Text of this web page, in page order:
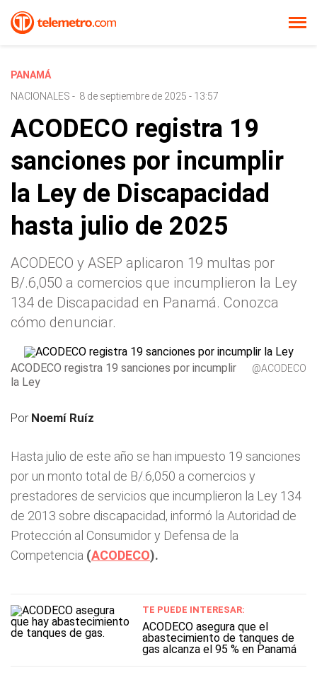
PANAMÁ
NACIONALES - 8 de septiembre de 2025 - 13:57
ACODECO registra 19
sanciones por incumplir
la Ley de Discapacidad
hasta julio de 2025
ACODECO y ASEP aplicaron 19 multas por
B/.6,050 a comercios que incumplieron la Ley
134 de Discapacidad en Panamá. Conozca
cómo denunciar.
ACODECO registra 19 sanciones por incumplir
la Ley
@ACODECO
Por Noemí Ruíz
Hasta julio de este año se han impuesto 19 sanciones
por un monto total de B/.6,050 a comercios y
prestadores de servicios que incumplieron la Ley 134
de 2013 sobre discapacidad, informó la Autoridad de
Protección al Consumidor y Defensa de la
Competencia (ACODECO).
TE PUEDE INTERESAR:
ACODECO asegura que el
abastecimiento de tanques de
gas alcanza el 95 % en Panamá